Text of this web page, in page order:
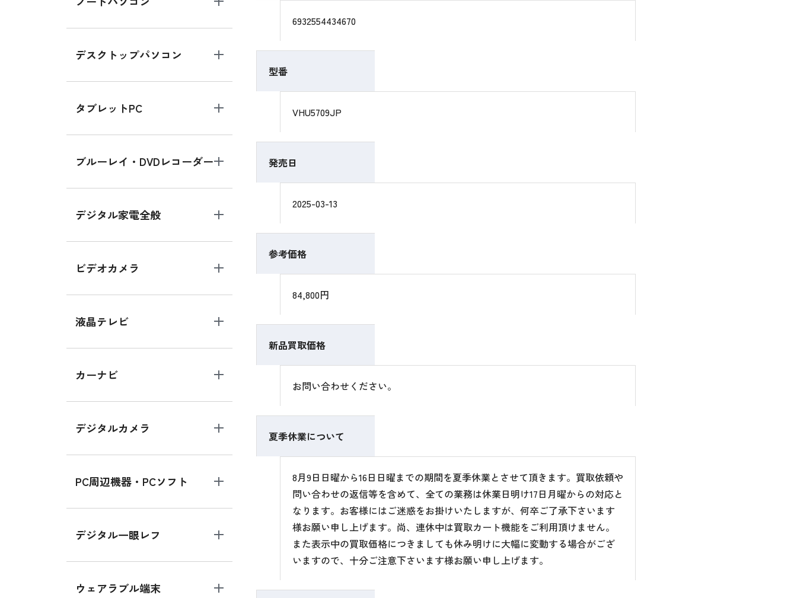
デスクトップパソコン
タブレットPC
ブルーレイ・DVDレコーダー
デジタル家電全般
ビデオカメラ
液晶テレビ
カーナビ
デジタルカメラ
PC周辺機器・PCソフト
デジタル一眼レフ
ウェアラブル端末
6932554434670
型番
VHU5709JP
発売日
2025-03-13
参考価格
84,800円
新品買取価格
お問い合わせください。
夏季休業について
8月9日日曜から16日日曜までの期間を夏季休業とさせて頂きます。買取依頼や
問い合わせの返信等を含めて、全ての業務は休業日明け17日月曜からの対応と
なります。お客様にはご迷惑をお掛けいたしますが、何卒ご了承下さいます
様お願い申し上げます。尚、連休中は買取カート機能をご利用頂けません。
また表示中の買取価格につきましても休み明けに大幅に変動する場合がござ
いますので、十分ご注意下さいます様お願い申し上げます。